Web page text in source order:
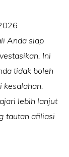
Anda siap
Ini
tidak boleh
kesalahan.
lebih lanjut
tautan afiliasi